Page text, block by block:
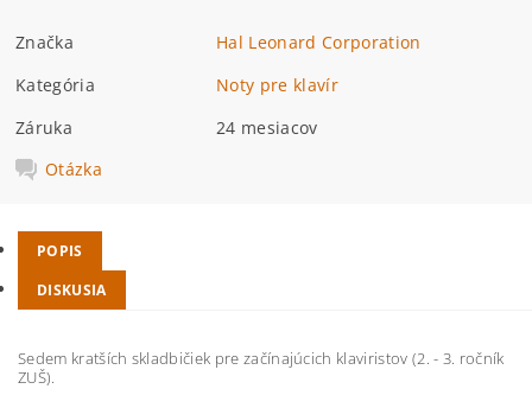
Značka
Hal Leonard Corporation
Kategória
Noty pre klavír
Záruka
24 mesiacov
Otázka
POPIS
DISKUSIA
Sedem kratších skladbičiek pre začínajúcich klaviristov (2. - 3. ročník
ZUŠ).